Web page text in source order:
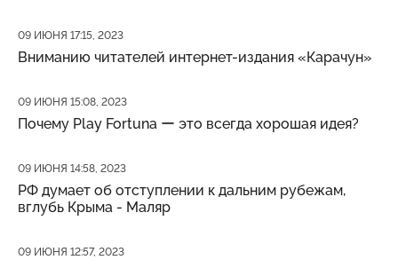
Дата публикации
09 ИЮНЯ 17:15, 2023
Вниманию читателей интернет-издания «Карачун»
Дата публикации
09 ИЮНЯ 15:08, 2023
Почему Play Fortuna ー это всегда хорошая идея?
Дата публикации
09 ИЮНЯ 14:58, 2023
РФ думает об отступлении к дальним рубежам,
вглубь Крыма - Маляр
Дата публикации
09 ИЮНЯ 12:57, 2023